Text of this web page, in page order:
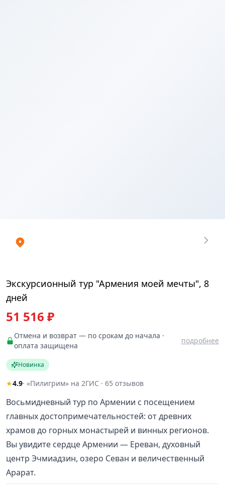
Экскурсионный тур "Армения моей мечты", 8
дней
51 516 ₽
Отмена и возврат — по срокам до начала ·
оплата защищена
подробнее
Новинка
★4.9· «Пилигрим» на 2ГИС · 65 отзывов
Восьмидневный тур по Армении с посещением
главных достопримечательностей: от древних
храмов до горных монастырей и винных регионов.
Вы увидите сердце Армении — Ереван, духовный
центр Эчмиадзин, озеро Севан и величественный
Арарат.